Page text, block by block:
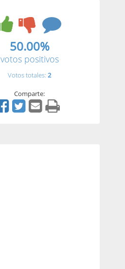
50.00%
votos positivos
Votos totales: 2
Comparte: